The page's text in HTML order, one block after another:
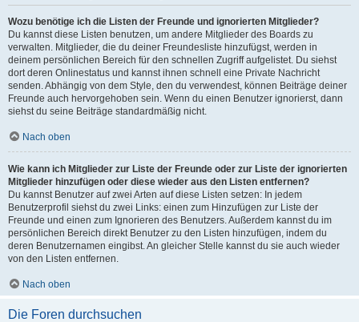
Wozu benötige ich die Listen der Freunde und ignorierten Mitglieder?
Du kannst diese Listen benutzen, um andere Mitglieder des Boards zu
verwalten. Mitglieder, die du deiner Freundesliste hinzufügst, werden in
deinem persönlichen Bereich für den schnellen Zugriff aufgelistet. Du siehst
dort deren Onlinestatus und kannst ihnen schnell eine Private Nachricht
senden. Abhängig von dem Style, den du verwendest, können Beiträge deiner
Freunde auch hervorgehoben sein. Wenn du einen Benutzer ignorierst, dann
siehst du seine Beiträge standardmäßig nicht.
Nach oben
Wie kann ich Mitglieder zur Liste der Freunde oder zur Liste der ignorierten
Mitglieder hinzufügen oder diese wieder aus den Listen entfernen?
Du kannst Benutzer auf zwei Arten auf diese Listen setzen: In jedem
Benutzerprofil siehst du zwei Links: einen zum Hinzufügen zur Liste der
Freunde und einen zum Ignorieren des Benutzers. Außerdem kannst du im
persönlichen Bereich direkt Benutzer zu den Listen hinzufügen, indem du
deren Benutzernamen eingibst. An gleicher Stelle kannst du sie auch wieder
von den Listen entfernen.
Nach oben
Die Foren durchsuchen